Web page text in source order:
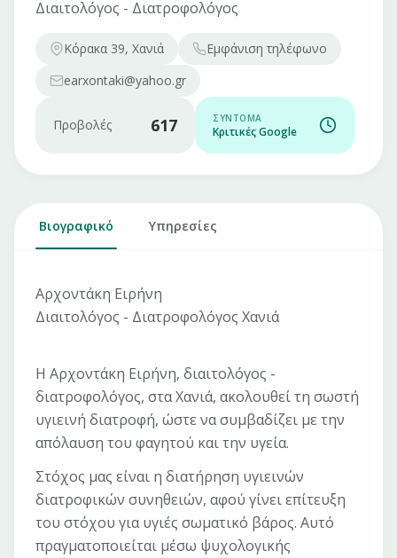
Διαιτολόγος - Διατροφολόγος
Κόρακα 39, Χανιά Εμφάνιση τηλέφωνο
earxontaki@yahoo.gr
Προβολές 617 ΣΎΝΤΟΜΑ
Κριτικές Google
Βιογραφικό Υπηρεσίες
Αρχοντάκη Ειρήνη
Διαιτολόγος - Διατροφολόγος Χανιά
Η Αρχοντάκη Ειρήνη, διαιτολόγος -
διατροφολόγος, στα Χανιά, ακολουθεί τη σωστή
υγιεινή διατροφή, ώστε να συμβαδίζει με την
απόλαυση του φαγητού και την υγεία.
Στόχος μας είναι η διατήρηση υγιεινών
διατροφικών συνηθειών, αφού γίνει επίτευξη
του στόχου για υγιές σωματικό βάρος. Αυτό
πραγματοποιείται μέσω ψυχολογικής